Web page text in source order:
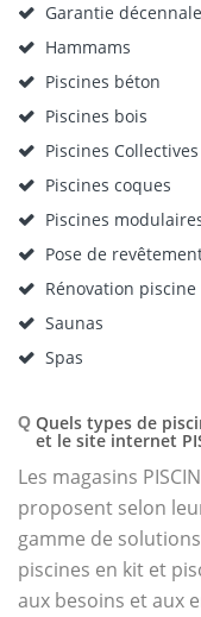
Garantie décennale
Hammams
Piscines béton
Piscines bois
Piscines Collectives
Piscines coques
Piscines
Pose de
Rénovation piscine
Saunas
Spas
Q Quels types de
et le site internet
Les magasins
proposent selon
gamme de
piscines en kit et
aux besoins et aux